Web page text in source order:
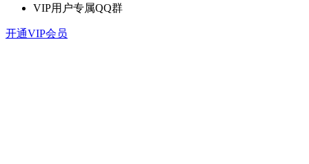
VIP用户专属QQ群
开通VIP会员